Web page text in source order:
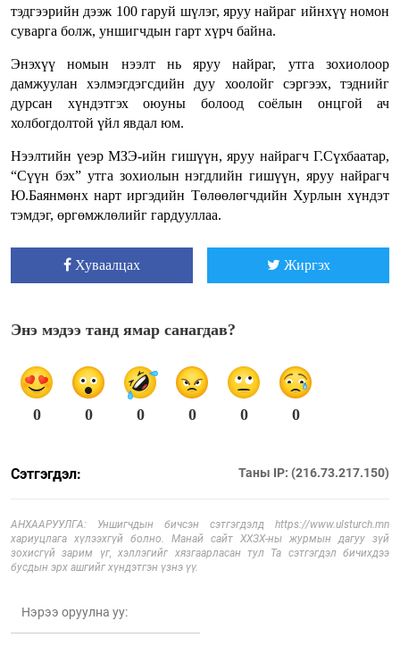
тэдгээрийн дээж 100 гаруй шүлэг, яруу найраг ийнхүү номон
суварга болж, уншигчдын гарт хүрч байна.
Энэхүү номын нээлт нь яруу найраг, утга зохиолоор
дамжуулан хэлмэгдэгсдийн дуу хоолойг сэргээх, тэднийг
дурсан хүндэтгэх оюуны болоод соёлын онцгой ач
холбогдолтой үйл явдал юм.
Нээлтийн үеэр МЗЭ-ийн гишүүн, яруу найрагч Г.Сүхбаатар,
“Сүүн бэх” утга зохиолын нэгдлийн гишүүн, яруу найрагч
Ю.Баянмөнх нарт иргэдийн Төлөөлөгчдийн Хурлын хүндэт
тэмдэг, өргөмжлөлийг гардууллаа.
Хуваалцах Жиргэх
Энэ мэдээ танд ямар санагдав?
0 0 0 0 0 0
Сэтгэгдэл: Таны IP: (216.73.217.150)
АНХААРУУЛГА: Уншигчдын бичсэн сэтгэгдэлд https://www.ulsturch.mn
хариуцлага хүлээхгүй болно. Манай сайт ХХЗХ-ны журмын дагуу зүй
зохисгүй зарим үг, хэллэгийг хязгаарласан тул Та сэтгэгдэл бичихдээ
бусдын эрх ашгийг хүндэтгэн үзнэ үү.